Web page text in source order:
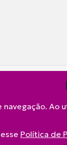
Ao
Política de
A Frimesa